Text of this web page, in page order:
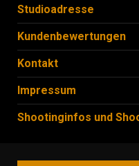
Studioadresse
Kundenbewertungen
Kontakt
Impressum
Shootinginfos und